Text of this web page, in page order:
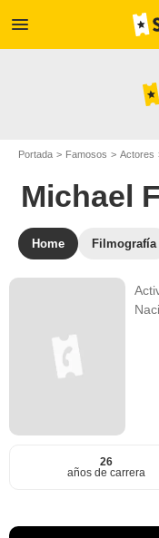
menu
Portada Famosos Actores
Michael
Home Filmografía
26
años de carrera